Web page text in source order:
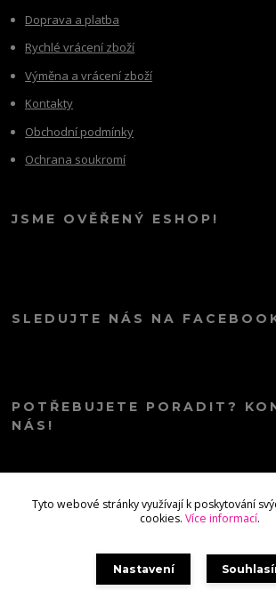
Doprava a platba
Rychlé vrácení zboží
Výměna a vrácení zboží
Kontakty
Obchodní podmínky
Ochrana soukromí
JSME OVĚŘENÝ ESHOP!
SLEDUJTE NÁS NA
POTŘEBUJETE PORADIT?
NÁS!
Tyto webové stránky využívají k poskytování
cookies. Více informací.
Nastavení